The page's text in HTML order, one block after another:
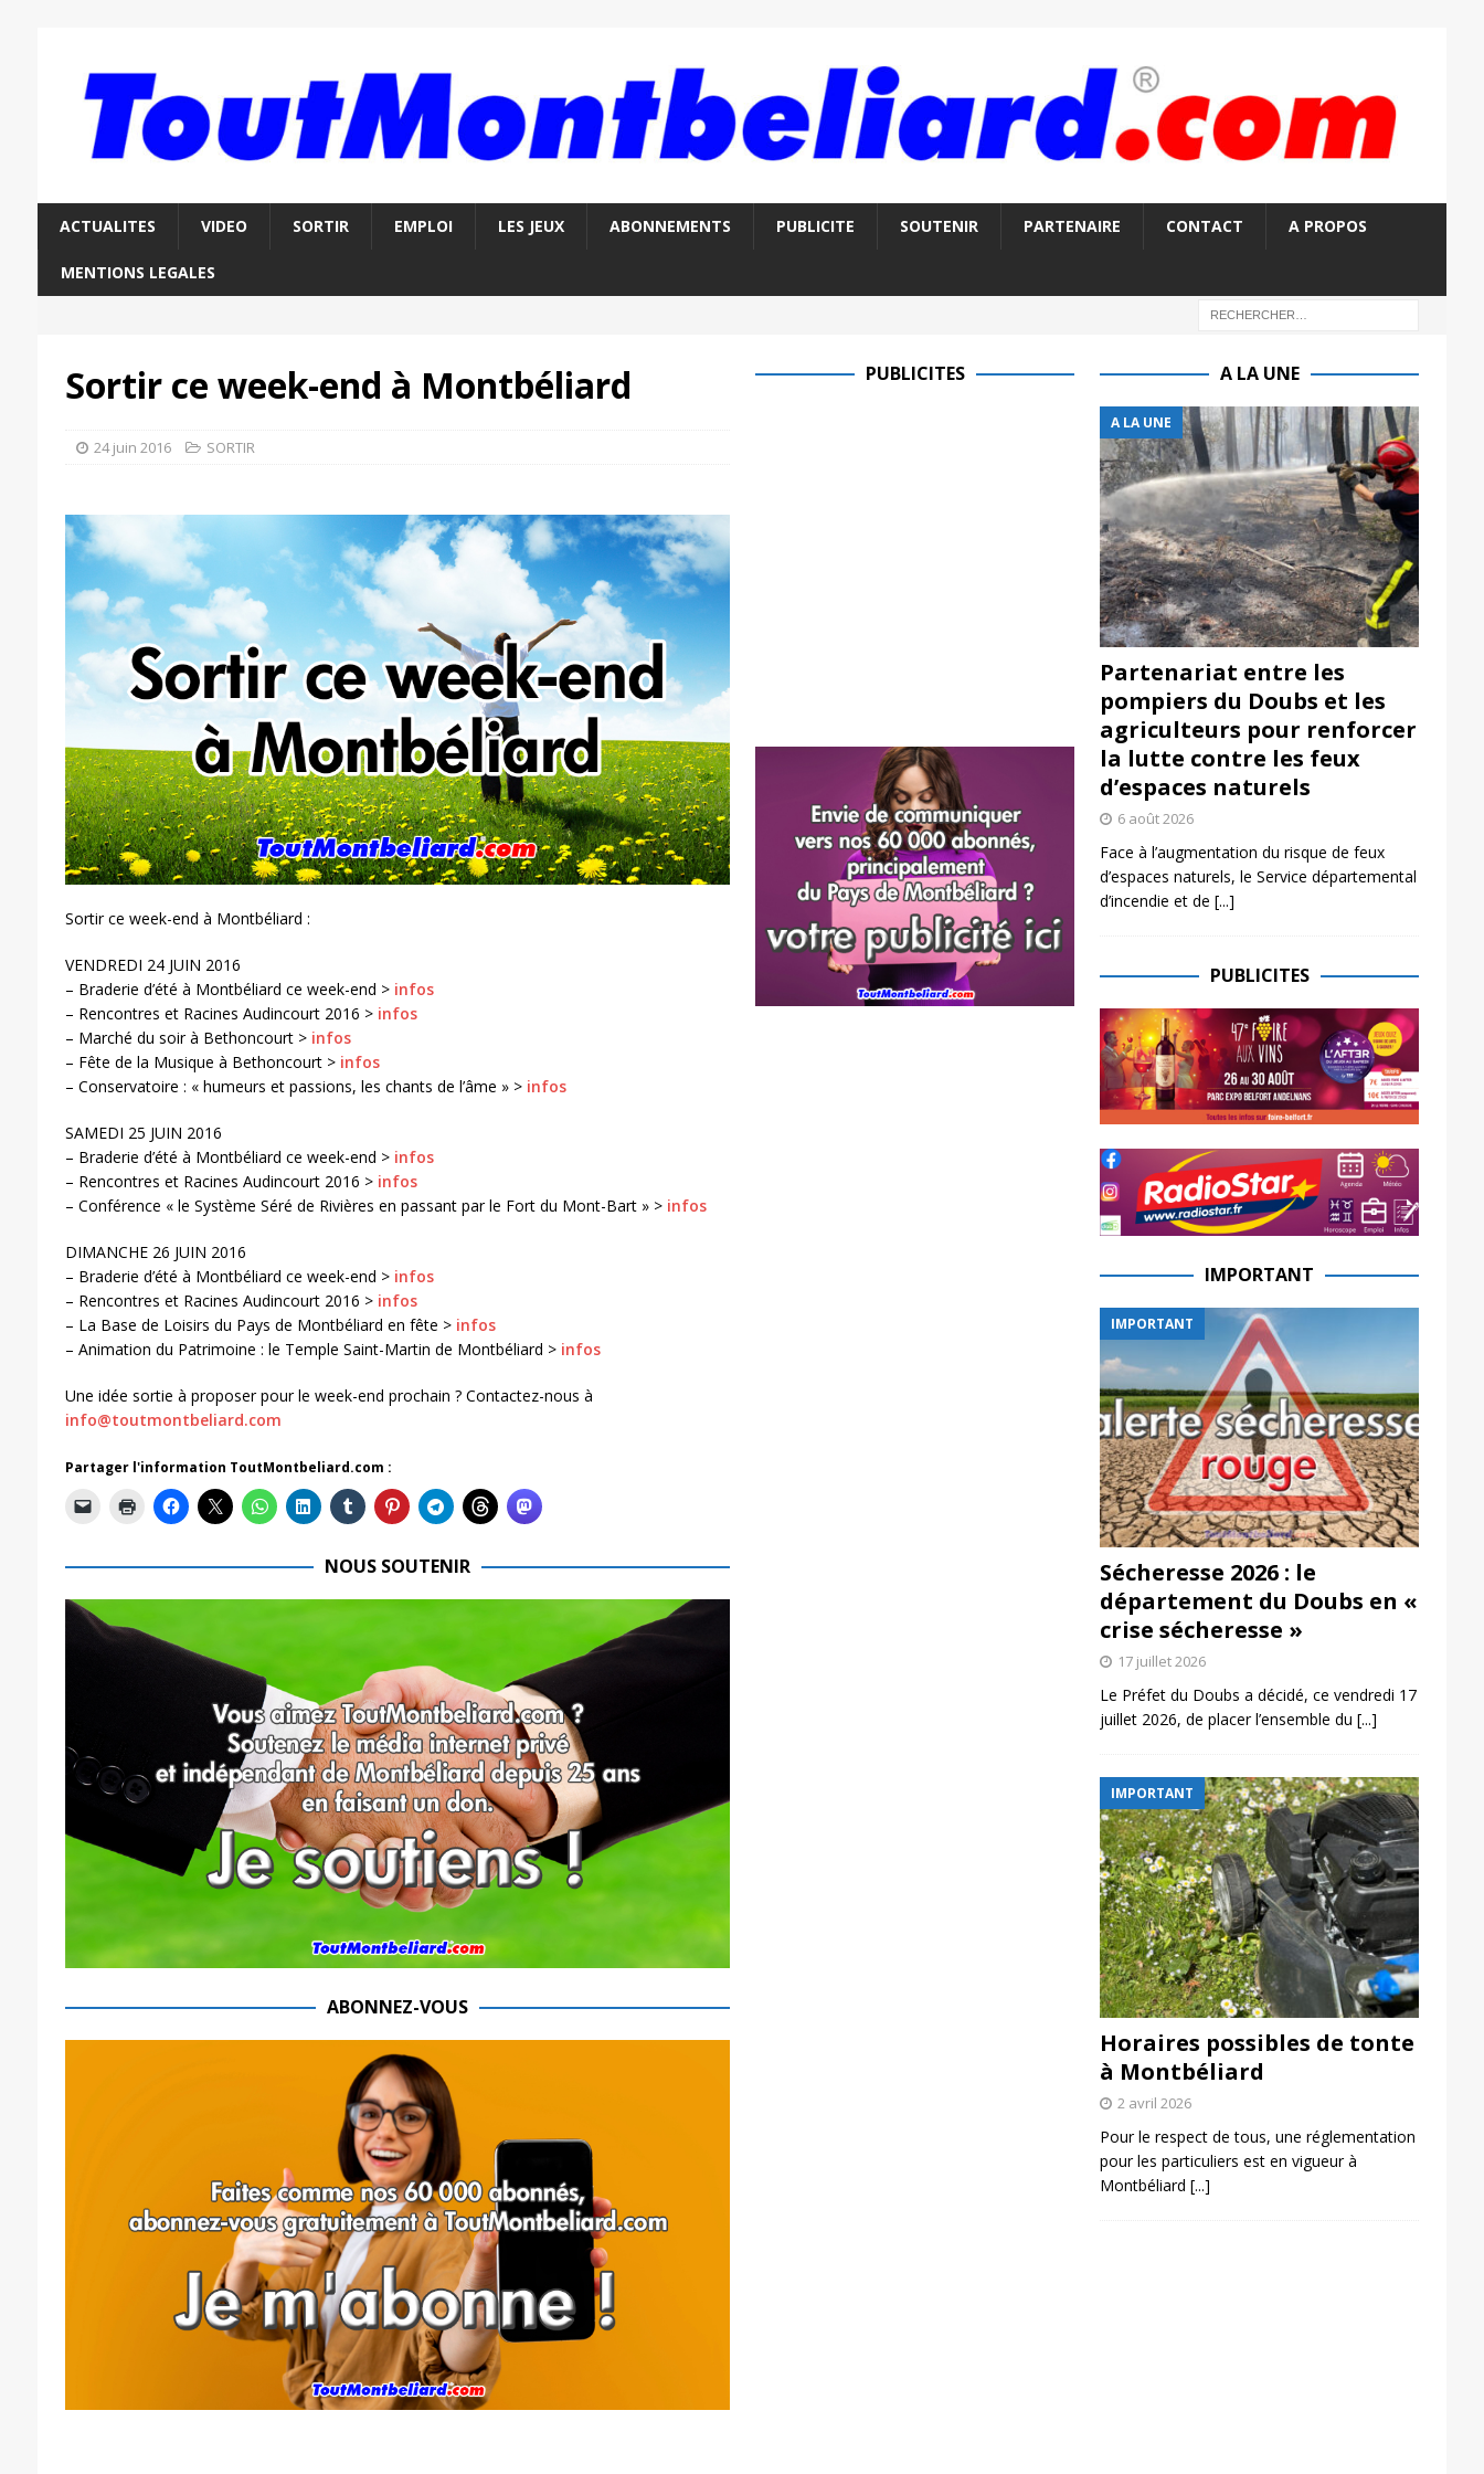
ACTUALITES VIDEO SORTIR EMPLOI LES JEUX ABONNEMENTS PUBLICITE SOUTENIR PARTENAIRE CONTACT A PROPOS
MENTIONS LEGALES
Sortir ce week-end à Montbéliard
24 juin 2016 SORTIR
Sortir ce week-end à Montbéliard :
VENDREDI 24 JUIN 2016
– Braderie d’été à Montbéliard ce week-end > infos
– Rencontres et Racines Audincourt 2016 > infos
– Marché du soir à Bethoncourt > infos
– Fête de la Musique à Bethoncourt > infos
– Conservatoire : « humeurs et passions, les chants de l’âme » > infos
SAMEDI 25 JUIN 2016
– Braderie d’été à Montbéliard ce week-end > infos
– Rencontres et Racines Audincourt 2016 > infos
– Conférence « le Système Séré de Rivières en passant par le Fort du Mont-Bart » > infos
DIMANCHE 26 JUIN 2016
– Braderie d’été à Montbéliard ce week-end > infos
– Rencontres et Racines Audincourt 2016 > infos
– La Base de Loisirs du Pays de Montbéliard en fête > infos
– Animation du Patrimoine : le Temple Saint-Martin de Montbéliard > infos
Une idée sortie à proposer pour le week-end prochain ? Contactez-nous à
info@toutmontbeliard.com
Partager l'information ToutMontbeliard.com :
NOUS SOUTENIR
ABONNEZ-VOUS
PUBLICITES A LA UNE
A LA UNE
Partenariat entre les
pompiers du Doubs et les
agriculteurs pour renforcer
la lutte contre les feux
d’espaces naturels
6 août 2026
Face à l’augmentation du risque de feux
d’espaces naturels, le Service départemental
d’incendie et de [...]
PUBLICITES
IMPORTANT
IMPORTANT
Sécheresse 2026 : le
département du Doubs en «
crise sécheresse »
17 juillet 2026
Le Préfet du Doubs a décidé, ce vendredi 17
juillet 2026, de placer l’ensemble du [...]
IMPORTANT
Horaires possibles de tonte
à Montbéliard
2 avril 2026
Pour le respect de tous, une réglementation
pour les particuliers est en vigueur à
Montbéliard [...]